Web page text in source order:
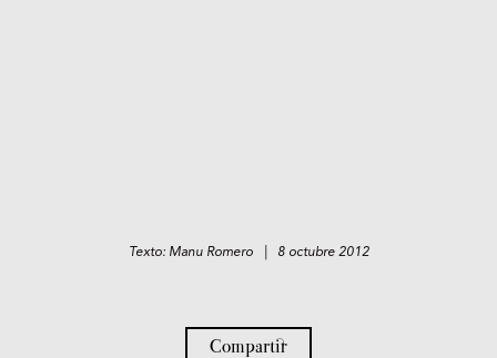
Texto: Manu Romero | 8 octubre 2012
Compartir